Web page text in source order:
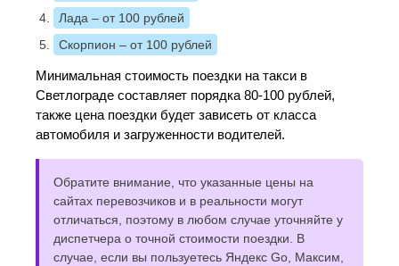
Лада – от 100 рублей
Скорпион – от 100 рублей
Минимальная стоимость поездки на такси в
Светлограде составляет порядка 80-100 рублей,
также цена поездки будет зависеть от класса
автомобиля и загруженности водителей.
Обратите внимание, что указанные цены на
сайтах перевозчиков и в реальности могут
отличаться, поэтому в любом случае уточняйте у
диспетчера о точной стоимости поездки. В
случае, если вы пользуетесь Яндекс Go, Максим,